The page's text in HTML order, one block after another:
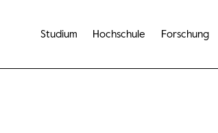
Studium Hochschule Forschung